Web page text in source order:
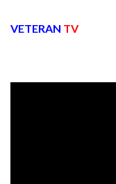
VETERAN TV